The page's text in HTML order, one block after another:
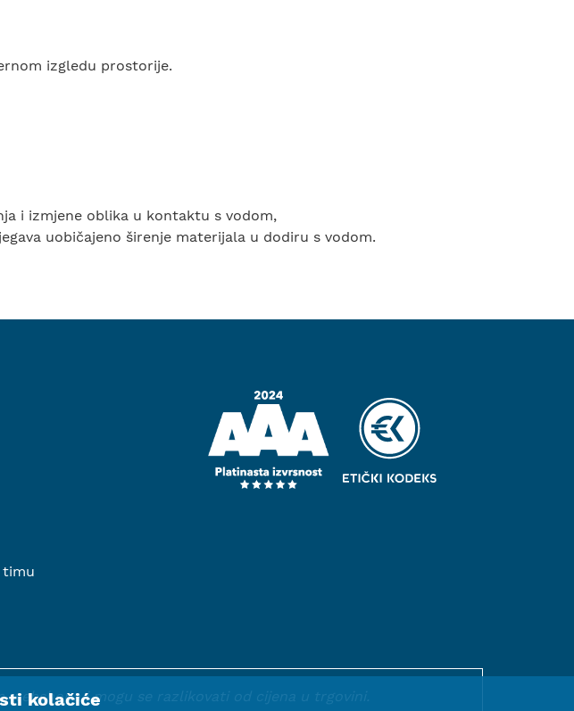
izgledu prostorije.
i izmjene oblika u kontaktu s vodom,
uobičajeno širenje materijala u dodiru s vodom.
timu
i mogu se razlikovati od cijena u trgovini.
kolačiće